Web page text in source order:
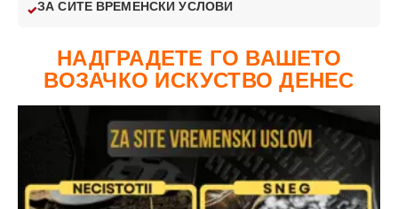
ЗА СИТЕ ВРЕМЕНСКИ УСЛОВИ
НАДГРАДЕТЕ ГО ВАШЕТО
ВОЗАЧКО ИСКУСТВО ДЕНЕС